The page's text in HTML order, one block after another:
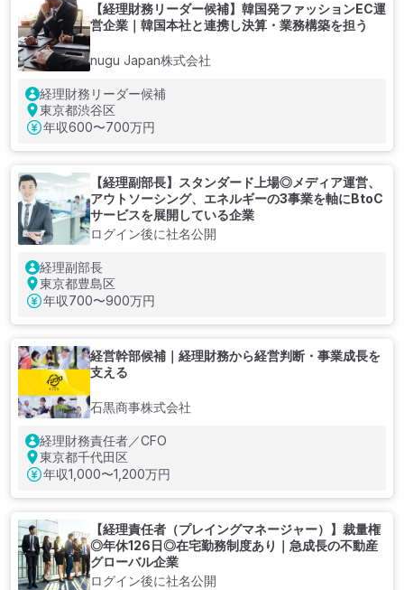
【経理財務リーダー候補】韓国発ファッションEC運
営企業｜韓国本社と連携し決算・業務構築を担う
nugu Japan株式会社
経理財務リーダー候補
東京都渋谷区
年収600〜700万円
【経理副部長】スタンダード上場◎メディア運営、
アウトソーシング、エネルギーの3事業を軸にBtoC
サービスを展開している企業
ログイン後に社名公開
経理副部長
東京都豊島区
年収700〜900万円
経営幹部候補｜経理財務から経営判断・事業成長を
支える
石黒商事株式会社
経理財務責任者／CFO
東京都千代田区
年収1,000〜1,200万円
【経理責任者（プレイングマネージャー）】裁量権
◎年休126日◎在宅勤務制度あり｜急成長の不動産
グローバル企業
ログイン後に社名公開